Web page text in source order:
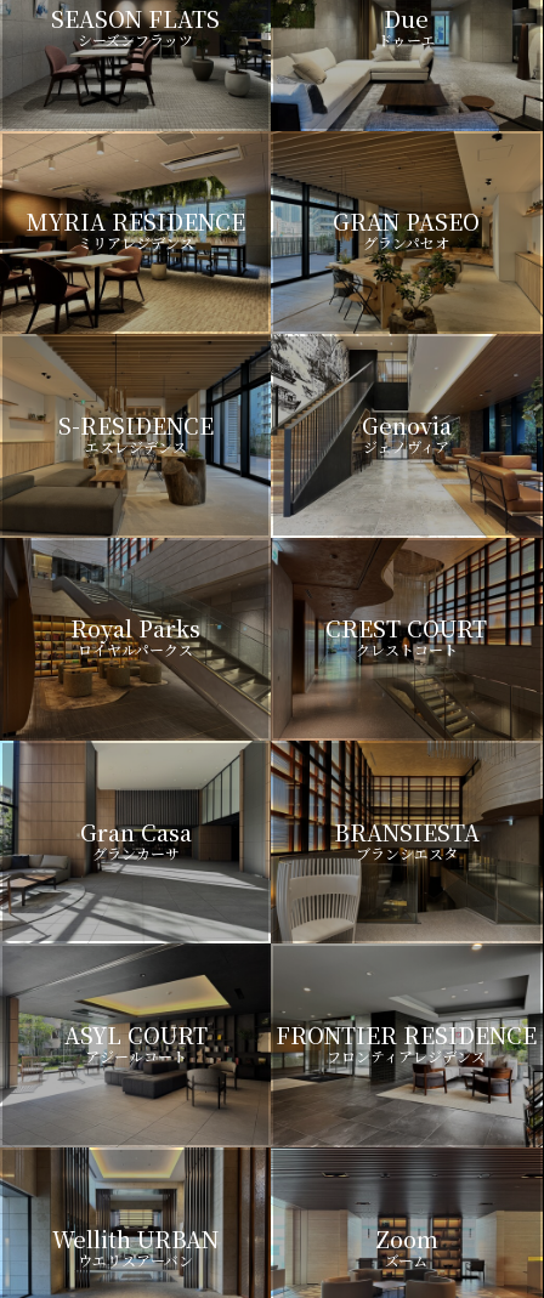
SEASON FLATS
シーズンフラッツ
Due
ドゥーエ
MYRIA RESIDENCE
ミリアレジデンス
GRAN PASEO
グランパセオ
S-RESIDENCE
エスレジデンス
Genovia
ジェノヴィア
Royal Parks
ロイヤルパークス
CREST COURT
クレストコート
Gran Casa
グランカーサ
BRANSIESTA
ブランシエスタ
ASYL COURT
アジールコート
FRONTIER RESIDENCE
フロンティアレジデンス
Wellith URBAN
ウエリスアーバン
Zoom
ズーム